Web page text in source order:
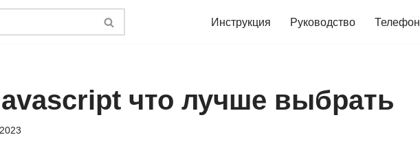
Инструкция Руководство Телефон
что лучше выбрать